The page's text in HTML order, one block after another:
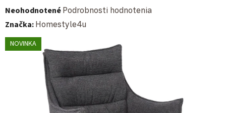
Priemerné hodnotenie produktu je 0,0 z 5 hviezdičiek.
Neohodnotené Podrobnosti hodnotenia
Značka: Homestyle4u
NOVINKA